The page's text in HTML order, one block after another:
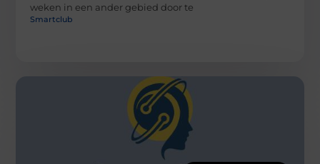
weken in een ander gebied door te
Smartclub